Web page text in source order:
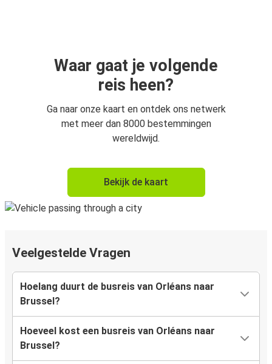
Waar gaat je volgende
reis heen?
Ga naar onze kaart en ontdek ons netwerk
met meer dan 8000 bestemmingen
wereldwijd.
Bekijk de kaart
Veelgestelde Vragen
Hoelang duurt de busreis van Orléans naar
Brussel?
Hoeveel kost een busreis van Orléans naar
Brussel?